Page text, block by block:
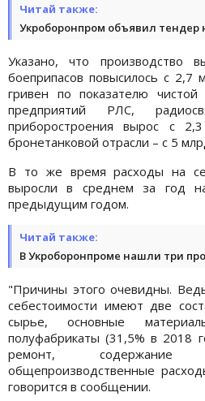
Читай также:
Укроборонпром объявил
Указано, что производство
боеприпасов повысилось с
гривен по показателю
предприятий РЛС,
приборостроения вырос с
бронетанковой отрасли – с 5
В то же время расходы на
выросли в среднем за год
предыдущим годом.
Читай также:
В Укроборонпроме нашли три
"Причины этого очевидны.
себестоимости имеют две
сырье, основные
полуфабрикаты (31,5% в 2018
ремонт, содержание
общепроизводственные
говорится в сообщении.